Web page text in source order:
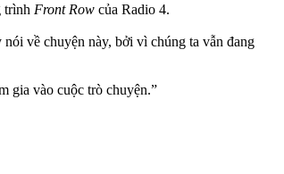
trình Front Row của Radio 4.
về chuyện này, bởi vì chúng ta vẫn đang
gia vào cuộc trò chuyện.”